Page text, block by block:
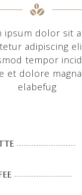
ipsum dolor sit
adipiscing
tempor
et dolore
elabefug